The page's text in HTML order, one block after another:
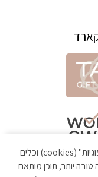
לידיעתכם, באתר זה נעשה שימוש ב"קבצי עוגיות" (cookies) וכלים
יותר, תוכן מותאם